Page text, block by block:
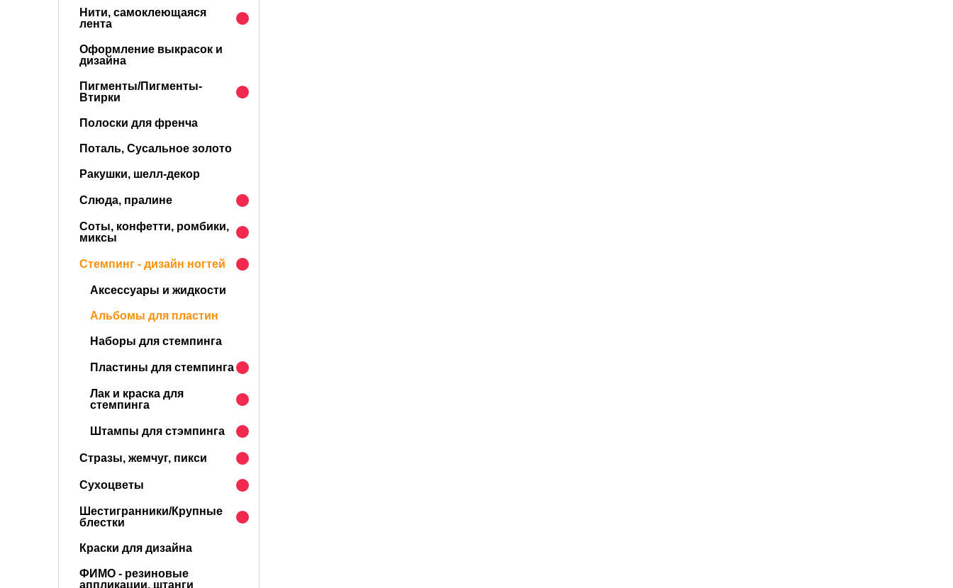
Нити, самоклеющаяся
лента
Оформление выкрасок и
дизайна
Пигменты/Пигменты-
Втирки
Полоски для френча
Поталь, Сусальное золото
Ракушки, шелл-декор
Слюда, пралине
Соты, конфетти, ромбики,
миксы
Стемпинг - дизайн ногтей
Аксессуары и жидкости
Альбомы для пластин
Наборы для стемпинга
Пластины для стемпинга
Лак и краска для
стемпинга
Штампы для стэмпинга
Стразы, жемчуг, пикси
Сухоцветы
Шестигранники/Крупные
блестки
Краски для дизайна
ФИМО - резиновые
аппликации, штанги